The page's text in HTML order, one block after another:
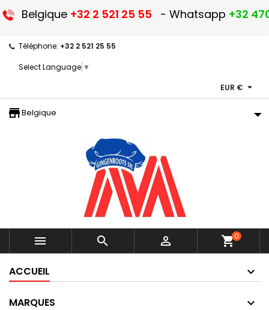
Belgique +32 2 521 25 55 - Whatsapp +32
Téléphone: +32 2 521 25 55
Select Language ▼
EUR € 
storefront
Belgique
   shopping_cart0
ACCUEIL
MARQUES